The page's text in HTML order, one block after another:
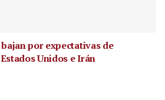
por expectativas de
Unidos e Irán